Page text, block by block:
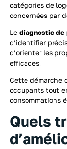
catégories de
concernées par
Le diagnostic de
d’identifier
d’orienter les
efficaces.
Cette démarche
occupants tout
consommations
Quels